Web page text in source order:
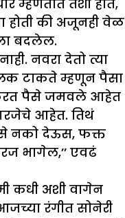
म्हणतात तशी होते,
की अजूनही वेळ
बदलेल.
नवरा देतो त्या
टाकते म्हणून पैसा
पैसे जमवले आहेत
आहेत. तिथं
नको देऊस, फक्त
भागेल,’’ एवढं
कधी अशी वागेन
रंगीत सोनेरी